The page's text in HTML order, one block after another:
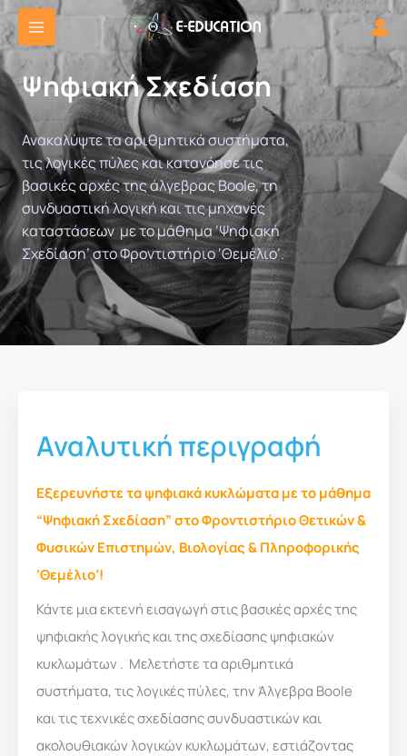
Μετάβαση
στο
περιεχόμενο
Ψηφιακή Σχεδίαση
Ανακαλύψτε τα αριθμητικά συστήματα,
τις λογικές πύλες και κατανόησε τις
βασικές αρχές της άλγεβρας Boole, τη
συνδυαστική λογική και τις μηχανές
καταστάσεων με το μάθημα ‘Ψηφιακή
Σχεδίαση’ στο Φροντιστήριο ‘Θεμέλιο’.
Αναλυτική περιγραφή
Εξερευνήστε τα ψηφιακά κυκλώματα με το μάθημα
“Ψηφιακή Σχεδίαση” στο Φροντιστήριο Θετικών &
Φυσικών Επιστημών, Βιολογίας & Πληροφορικής
‘Θεμέλιο’!
Κάντε μια εκτενή εισαγωγή στις βασικές αρχές της
ψηφιακής λογικής και της σχεδίασης ψηφιακών
κυκλωμάτων . Μελετήστε τα αριθμητικά
συστήματα, τις λογικές πύλες, την Άλγεβρα Boole
και τις τεχνικές σχεδίασης συνδυαστικών και
ακολουθιακών λογικών κυκλωμάτων, εστιάζοντας